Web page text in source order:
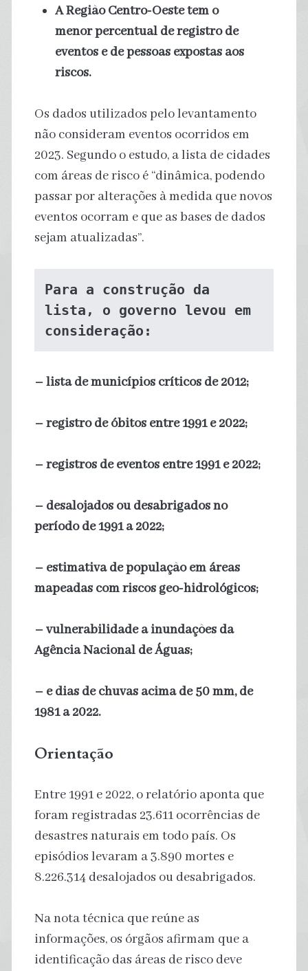
A Região Centro-Oeste tem o
menor percentual de registro de
eventos e de pessoas expostas aos
riscos.
Os dados utilizados pelo levantamento
não consideram eventos ocorridos em
2023. Segundo o estudo, a lista de cidades
com áreas de risco é “dinâmica, podendo
passar por alterações à medida que novos
eventos ocorram e que as bases de dados
sejam atualizadas”.
Para a construção da
lista, o governo levou em
consideração:
– lista de municípios críticos de 2012;
– registro de óbitos entre 1991 e 2022;
– registros de eventos entre 1991 e 2022;
– desalojados ou desabrigados no
período de 1991 a 2022;
– estimativa de população em áreas
mapeadas com riscos geo-hidrológicos;
– vulnerabilidade a inundações da
Agência Nacional de Águas;
– e dias de chuvas acima de 50 mm, de
1981 a 2022.
Orientação
Entre 1991 e 2022, o relatório aponta que
foram registradas 23.611 ocorrências de
desastres naturais em todo país. Os
episódios levaram a 3.890 mortes e
8.226.314 desalojados ou desabrigados.
Na nota técnica que reúne as
informações, os órgãos afirmam que a
identificação das áreas de risco deve